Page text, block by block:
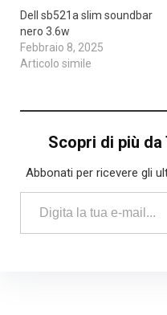
Dell sb521a slim soundbar
nero 3.6w
Febbraio 8, 2025
Articolo simile
Scopri di più
Abbonati per ricevere gli
Digita la tua e-mail...